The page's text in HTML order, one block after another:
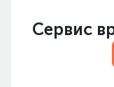
Сервис